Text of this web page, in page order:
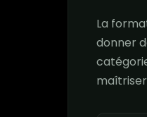
La
donner